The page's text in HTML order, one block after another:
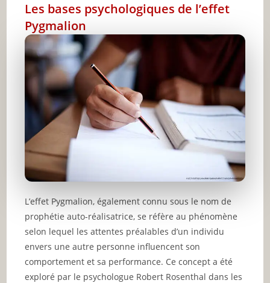
Les bases psychologiques de l’effet
Pygmalion
L’effet Pygmalion, également connu sous le nom de
prophétie auto-réalisatrice, se réfère au phénomène
selon lequel les attentes préalables d’un individu
envers une autre personne influencent son
comportement et sa performance. Ce concept a été
exploré par le psychologue Robert Rosenthal dans les